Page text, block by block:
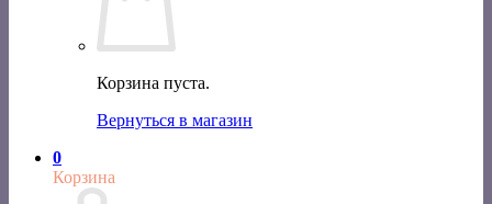
Корзина пуста.
Вернуться в магазин
0
Корзина